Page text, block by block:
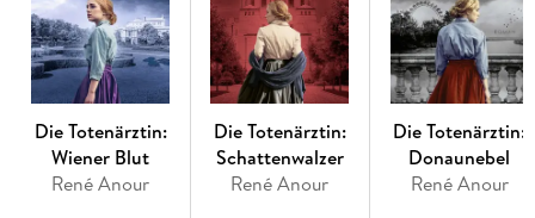
Medizin, Geschichte, Mord und eines der berühmtesten
Gemälde der Welt: Gustav Klimts «Der Kuss». Hochspannung
vor historischer Kulisse.
Die Totenärztin:
Wiener Blut
René Anour
Die Totenärztin:
Schattenwalzer
René Anour
Die Totenärztin:
Donaunebel
René Anour